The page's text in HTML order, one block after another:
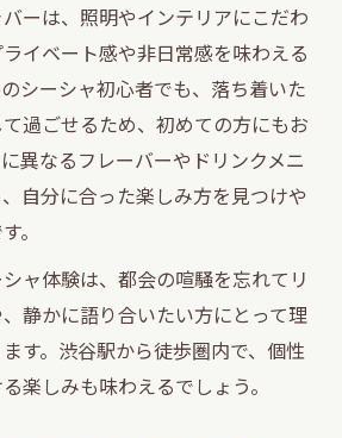
ぴったりな裏渋谷シーシャの隠
しむ裏渋谷のシーシャ時間の魅
場で味わう大人のシーシャ
の穴場で大人のためのシーシャ
道でシーシャの新たな魅力に出
る渋谷シーシャの落ち着く秘密
ーは、照明やインテリアにこだわ
イベート感や非日常感を味わえる
シーシャ初心者でも、落ち着いた
過ごせるため、初めての方にもお
異なるフレーバーやドリンクメニ
自分に合った楽しみ方を見つけや
。
ャ体験は、都会の喧騒を忘れてリ
静かに語り合いたい方にとって理
す。渋谷駅から徒歩圏内で、個性
楽しみも味わえるでしょう。